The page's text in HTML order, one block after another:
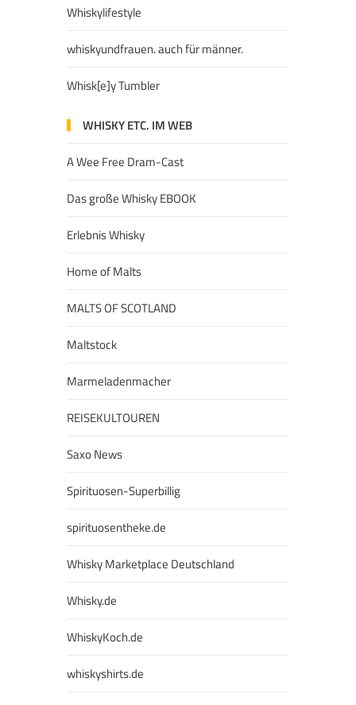
Whiskylifestyle
whiskyundfrauen. auch für männer.
Whisk[e]y Tumbler
WHISKY ETC. IM WEB
A Wee Free Dram-Cast
Das große Whisky EBOOK
Erlebnis Whisky
Home of Malts
MALTS OF SCOTLAND
Maltstock
Marmeladenmacher
REISEKULTOUREN
Saxo News
Spirituosen-Superbillig
spirituosentheke.de
Whisky Marketplace Deutschland
Whisky.de
WhiskyKoch.de
whiskyshirts.de